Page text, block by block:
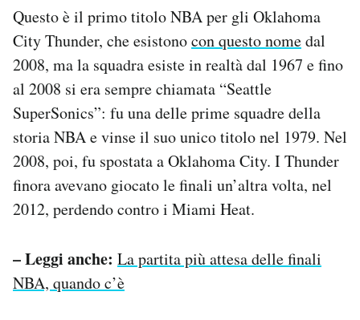
Questo è il primo titolo NBA per gli Oklahoma
City Thunder, che esistonocon questo nomedal
2008, ma la squadra esiste in realtà dal 1967 e fino
al 2008 si era sempre chiamata “Seattle
SuperSonics”: fu una delle prime squadre della
storia NBA e vinse il suo unico titolo nel 1979. Nel
2008, poi, fu spostata a Oklahoma City. I Thunder
finora avevano giocato le finali un’altra volta, nel
2012, perdendo contro i Miami Heat.
– Leggi anche: La partita più attesa delle finali
NBA, quando c’è